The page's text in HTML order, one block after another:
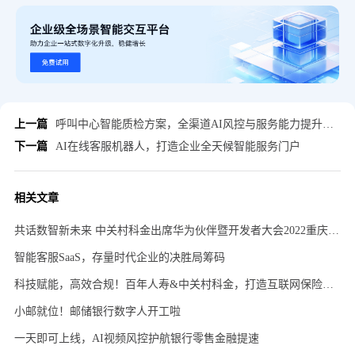
上一篇
呼叫中心智能质检方案，全渠道AI风控与服务能力提升实操手册
下一篇
AI在线客服机器人，打造企业全天候智能服务门户
相关文章
共话数智新未来 中关村科金出席华为伙伴暨开发者大会2022重庆分会
智能客服SaaS，存量时代企业的决胜局筹码
科技赋能，高效合规！百年人寿&中关村科金，打造互联网保险销售可回溯系统
小邮就位！邮储银行数字人开工啦
一天即可上线，AI视频风控护航银行零售金融提速